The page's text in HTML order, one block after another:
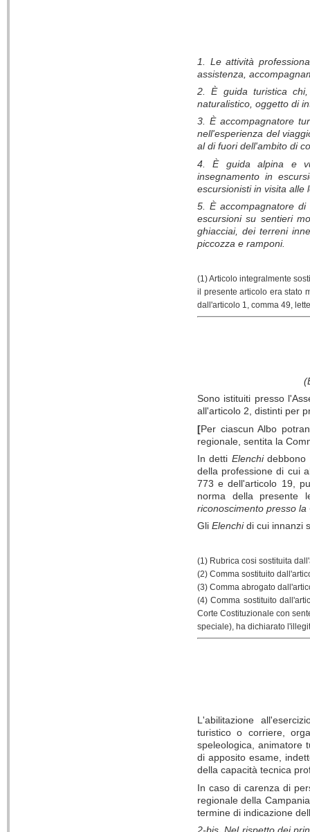
1. Le attività
assistenza,
2. È guida turistica
naturalistico, oggetto di
3. È accompagnatore
nell'esperienza del
al di fuori dell'ambito di
4. È guida alpina e
insegnamento in
escursionisti in visita alle
5. È accompagnatore
escursioni su sentieri
ghiacciai, dei terreni
piccozza e ramponi.
(1) Articolo integralmente
il presente articolo era stato
dall'articolo 1, comma 49,
Sono istituiti presso
all'articolo 2, distinti per
[Per ciascun Albo
regionale, sentita la
In detti Elenchidebbono
della professione di cui
773 e dell'articolo 19,
norma della presente
riconoscimento presso
Gli Elenchidi cui innanzi
(1) Rubrica cosi sostituita
(2) Comma sostituito
(3) Comma abrogato
(4) Comma sostituito
Corte Costituzionale con
speciale), ha dichiarato
L'abilitazione
turistico o corriere,
speleologica, animatore
di apposito esame,
della capacità tecnica
In caso di carenza di
regionale della
termine di indicazione
2-bis.Nel rispetto dei